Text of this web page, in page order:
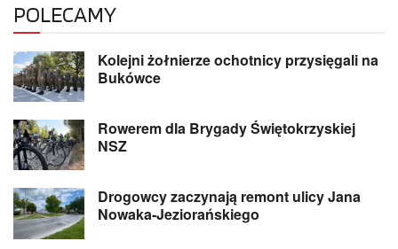
POLECAMY
Kolejni żołnierze ochotnicy przysięgali na
Bukówce
Rowerem dla Brygady Świętokrzyskiej
NSZ
Drogowcy zaczynają remont ulicy Jana
Nowaka-Jeziorańskiego